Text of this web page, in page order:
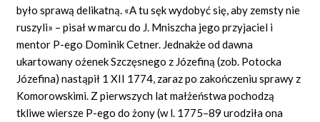
było sprawą delikatną. «A tu sęk wydobyć się, aby zemsty nie
ruszyli» – pisał w marcu do J. Mniszcha jego przyjaciel i
mentor P-ego Dominik Cetner. Jednakże od dawna
ukartowany ożenek Szczęsnego z Józefiną (zob. Potocka
Józefina) nastąpił 1 XII 1774, zaraz po zakończeniu sprawy z
Komorowskimi. Z pierwszych lat małżeństwa pochodzą
tkliwe wiersze P-ego do żony (w l. 1775–89 urodziła ona